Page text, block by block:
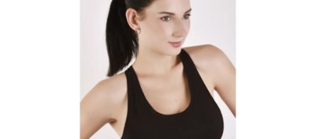
hvězdiček.